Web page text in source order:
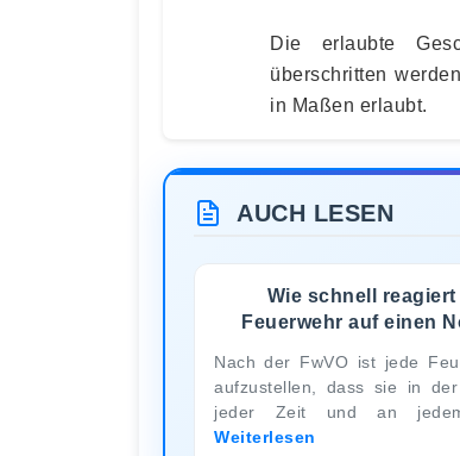
Die erlaubte
überschritten
in Maßen erlaubt.
AUCH LESEN
Wie schnell reagiert
Feuerwehr auf einen
Nach der FwVO ist jede
aufzustellen, dass sie in
jeder Zeit und an
Weiterlesen